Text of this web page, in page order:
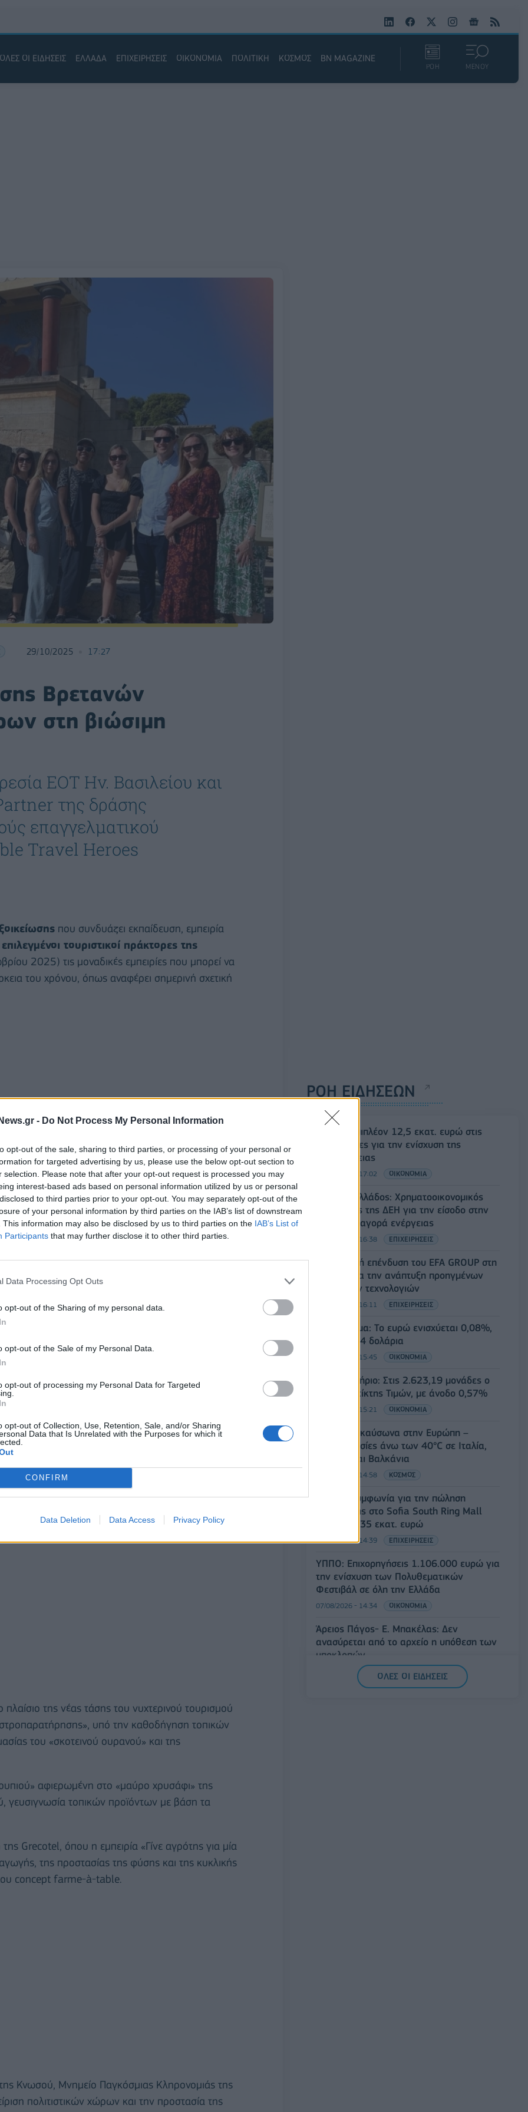
- Do Not Process My Personal Information
opt-out of the sale, sharing to third parties, or processing of your personal or
for targeted advertising by us, please use the below opt-out section to
selection. Please note that after your opt-out request is processed you may
interest-based ads based on personal information utilized by us or personal
to third parties prior to your opt-out. You may separately opt-out of the
of your personal information by third parties on the IAB’s list of downstream
This information may also be disclosed by us to third parties on the IAB’s List of
Participants that may further disclose it to other third parties.
Data Processing Opt Outs
opt-out of the Sharing of my personal data.
opt-out of the Sale of my Personal Data.
opt-out of processing my Personal Data for Targeted
opt-out of Collection, Use, Retention, Sale, and/or Sharing
Data that Is Unrelated with the Purposes for which it
CONFIRM
Data Deletion Data Access Privacy Policy
ΟΛΕΣ ΟΙ ΕΙΔΗΣΕΙΣ ΕΛΛΑΔΑ ΕΠΙΧΕΙΡΗΣΕΙΣ ΟΙΚΟΝΟΜΙΑ ΠΟΛΙΤΙΚΗ ΚΟΣΜΟΣ BN MAGAZINE
ΡΟΗ ΜΕΝΟΥ
29/10/2025 17:27
Βρετανών
στη βιώσιμη
ΕΟΤ Ην. Βασιλείου και
της δράσης
επαγγελματικού
Travel Heroes
που συνδυάζει εκπαίδευση, εμπειρία
τουριστικοί πράκτορες της
2025) τις μοναδικές εμπειρίες που μπορεί να
του χρόνου, όπως αναφέρει σημερινή σχετική
καιΙρλανδίαςως Destination Partner της
περιοδικού TTG - Sustainable Travel
travel-heroes, σε συνεργασία με τον Tour
της Περιφέρειας Κρήτης.
βιώσιμου προορισμού τεσσάρων εποχών, με
season). Την ομάδα των τουριστικών
Travel Village Group, Not JustTravel & Escape
του επαγγελματικού περιοδικού TTG
εκτενούς αρθρογραφίας για την Κρήτη και
συνδρομητές. Την επίσκεψη συντόνισε και
ΕΟΤ Ην. Βασιλείου και Ιρλανδίας Άντζελα
πρόγραμμα επιμόρφωσης στη βιωσιμότητα,
ενισχύοντας έτσι τον ρόλο τους ως πρεσβευτές
πρακτικών. Φιλοξενήθηκαν στο
ενώ το πρόγραμμα περιελάβανε σειρά
της βιωσιμότητας, της πολιτιστικής
όπως:
της νέας τάσης του νυχτερινού τουρισμού
υπό την καθοδήγηση τοπικών
του «σκοτεινού ουρανού» και της
αφιερωμένη στο «μαύρο χρυσάφι» της
τοπικών προϊόντων με βάση τα
Grecotel, όπου η εμπειρία «Γίνε αγρότης για μία
της προστασίας της φύσης και της κυκλικής
του concept farme-à-table.
Κνωσού, Μνημείο Παγκόσμιας Κληρονομιάς της
πολιτιστικών χώρων και την προστασία της
ΡΟΗ ΕΙΔΗΣΕΩΝ
ΥΠΑΑΤ: Επιπλέον 12,5 εκατ. ευρώ στις
Περιφέρειες για την ενίσχυση της
βιοασφάλειας
07/08/2026 - 17:02 ΟΙΚΟΝΟΜΙΑ
Deloitte Ελλάδος: Χρηματοοικονομικός
σύμβουλος της ΔΕΗ για την είσοδο στην
πολωνική αγορά ενέργειας
07/08/2026 - 16:38 ΕΠΙΧΕΙΡΗΣΕΙΣ
Στρατηγική επένδυση του EFA GROUP στη
Fractal για την ανάπτυξη προηγμένων
αμυντικών τεχνολογιών
07/08/2026 - 16:11 ΕΠΙΧΕΙΡΗΣΕΙΣ
Συνάλλαγμα: Το ευρώ ενισχύεται 0,08%,
στα 1,1534 δολάρια
07/08/2026 - 15:45 ΟΙΚΟΝΟΜΙΑ
Χρηματιστήριο: Στις 2.623,19 μονάδες ο
Γενικός Δείκτης Τιμών, με άνοδο 0,57%
07/08/2026 - 15:21 ΟΙΚΟΝΟΜΙΑ
Νέο κύμα καύσωνα στην Ευρώπη –
Θερμοκρασίες άνω των 40°C σε Ιταλία,
Ισπανία και Βαλκάνια
07/08/2026 - 14:58 ΚΟΣΜΟΣ
Fourlis: Συμφωνία για την πώληση
συμμετοχής στο Sofia South Ring Mall
έναντι 49,35 εκατ. ευρώ
07/08/2026 - 14:39 ΕΠΙΧΕΙΡΗΣΕΙΣ
ΥΠΠΟ: Επιχορηγήσεις 1.106.000 ευρώ για
την ενίσχυση των Πολυθεματικών
Φεστιβάλ σε όλη την Ελλάδα
07/08/2026 - 14:34 ΟΙΚΟΝΟΜΙΑ
Άρειος Πάγος- Ε. Μπακέλας: Δεν
ανασύρεται από το αρχείο η υπόθεση των
υποκλοπών
07/08/2026 - 14:11 ΕΛΛΑΔΑ
ΟΛΕΣ ΟΙ ΕΙΔΗΣΕΙΣ